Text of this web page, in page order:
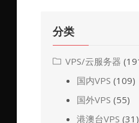
分类
VPS/云服务器
国内VPS (109)
国外VPS (55)
港澳台VPS (31)